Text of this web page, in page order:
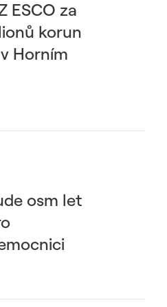
ESCO za
korun
Horním
osm let